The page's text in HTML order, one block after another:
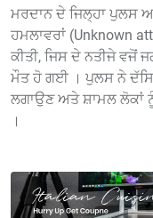
ਮਰਦਾਨ ਦੇ ਜਿਲ੍ਹਾ ਪੁਲਸ
ਹਮਲਾਵਰਾਂ (Unknown
ਕੀਤੀ, ਜਿਸ ਦੇ ਨਤੀਜੇ ਵਜੋਂ
ਮੌਤ ਹੋ ਗਈ । ਪੁਲਸ ਨੇ
ਲਗਾਉਣ ਅਤੇ ਸ਼ਾਮਲ ਲੋਕਾਂ
।